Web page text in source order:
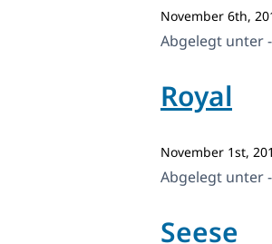
November 6th,
Abgelegt unter
Royal
November 1st,
Abgelegt unter
Seese